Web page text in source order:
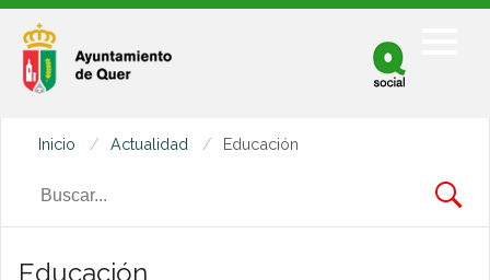
Inicio Actualidad Educación
Educación